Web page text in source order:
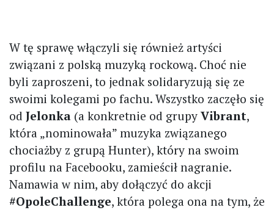
W tę sprawę włączyli się również artyści
związani z polską muzyką rockową. Choć nie
byli zaproszeni, to jednak solidaryzują się ze
swoimi kolegami po fachu. Wszystko zaczęło się
od Jelonka (a konkretnie od grupy Vibrant,
która „nominowała” muzyka związanego
chociażby z grupą Hunter), który na swoim
profilu na Facebooku, zamieścił nagranie.
Namawia w nim, aby dołączyć do akcji
#OpoleChallenge, która polega ona na tym, że